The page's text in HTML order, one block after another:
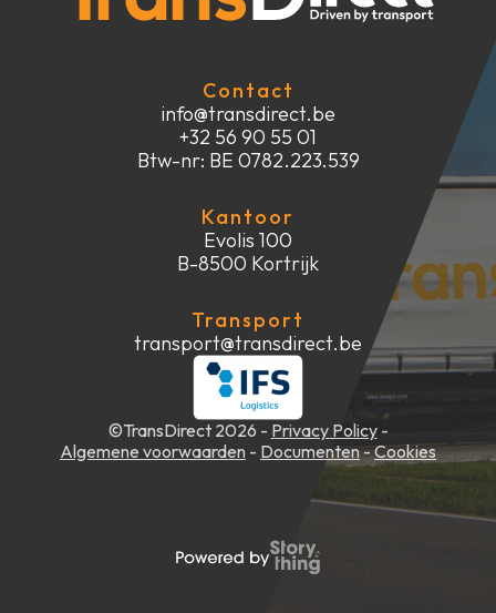
Contact
info@transdirect.be
+32 56 90 55 01
Btw-nr: BE 0782.223.539
Kantoor
Evolis 100
B-8500 Kortrijk
Transport
transport@transdirect.be
©TransDirect 2026 - Privacy Policy-
Algemene voorwaarden - Documenten-Cookies